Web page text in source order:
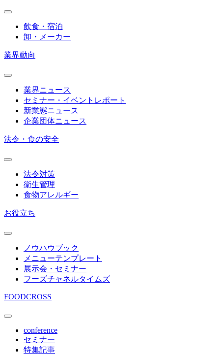
飲食・宿泊
卸・メーカー
業界動向
業界ニュース
セミナー・イベントレポート
新業態ニュース
企業団体ニュース
法令・食の安全
法令対策
衛生管理
食物アレルギー
お役立ち
ノウハウブック
メニューテンプレート
展示会・セミナー
フーズチャネルタイムズ
FOODCROSS
conference
セミナー
特集記事